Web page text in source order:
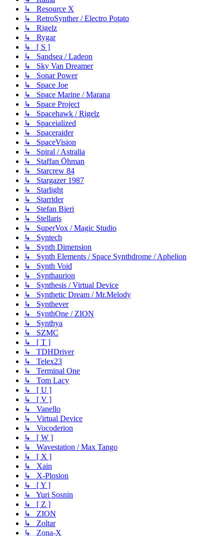
↳ Resource X
↳ RetroSynther / Electro Potato
↳ Rigelz
↳ Rygar
↳ [ S ]
↳ Sandsea / Ladeon
↳ Sky Van Dreamer
↳ Sonar Power
↳ Space Joe
↳ Space Marine / Marana
↳ Space Project
↳ Spacehawk / Rigelz
↳ Spaceialized
↳ Spaceraider
↳ SpaceVision
↳ Spiral / Astralia
↳ Staffan Öhman
↳ Starcrew 84
↳ Stargazer 1987
↳ Starlight
↳ Starrider
↳ Stefan Bieri
↳ Stellaris
↳ SuperVox / Magic Studio
↳ Syntech
↳ Synth Dimension
↳ Synth Elements / Space Synthdrome / Aphelion
↳ Synth Void
↳ Synthaurion
↳ Synthesis / Virtual Device
↳ Synthetic Dream / Mr.Melody
↳ Synthever
↳ SynthOne / ZION
↳ Synthya
↳ SZMC
↳ [ T ]
↳ TDHDriver
↳ Telex23
↳ Terminal One
↳ Tom Lacy
↳ [ U ]
↳ [ V ]
↳ Vanello
↳ Virtual Device
↳ Vocoderion
↳ [ W ]
↳ Wavestation / Max Tango
↳ [ X ]
↳ Xain
↳ X-Plosion
↳ [ Y ]
↳ Yuri Sosnin
↳ [ Z ]
↳ ZION
↳ Zoltar
↳ Zona-X